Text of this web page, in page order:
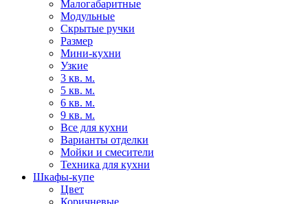
Малогабаритные
Модульные
Скрытые ручки
Размер
Мини-кухни
Узкие
3 кв. м.
5 кв. м.
6 кв. м.
9 кв. м.
Все для кухни
Варианты отделки
Мойки и смесители
Техника для кухни
Шкафы-купе
Цвет
Коричневые